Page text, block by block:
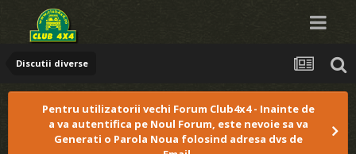
Discutii diverse
Pentru utilizatorii vechi Forum Club4x4 - Inainte de
a va autentifica pe Noul Forum, este nevoie sa va
Generati o Parola Noua folosind adresa dvs de